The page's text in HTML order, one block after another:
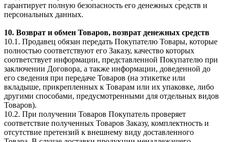
гарантирует полную безопасность его денежных средств и
персональных данных.
10. Возврат и обмен Товаров, возврат денежных средств
10.1. Продавец обязан передать Покупателю Товары, которые
полностью соответствуют его Заказу, качество которых
соответствует информации, представленной Покупателю при
заключении Договора, а также информации, доведенной до
его сведения при передаче Товаров (на этикетке или
вкладыше, прикрепленных к Товарам или их упаковке, либо
другими способами, предусмотренными для отдельных видов
Товаров).
10.2. При получении Товаров Покупатель проверяет
соответствие полученных Товаров Заказу, комплектность и
отсутствие претензий к внешнему виду доставленного